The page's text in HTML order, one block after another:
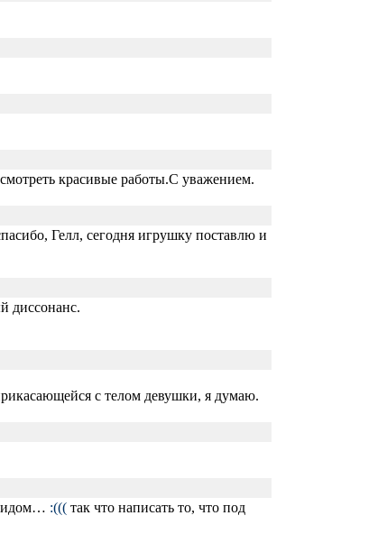
красивые работы.С уважением.
Гелл, сегодня игрушку поставлю и
диссонанс.
с телом девушки, я думаю.
:(((так что написать то, что под